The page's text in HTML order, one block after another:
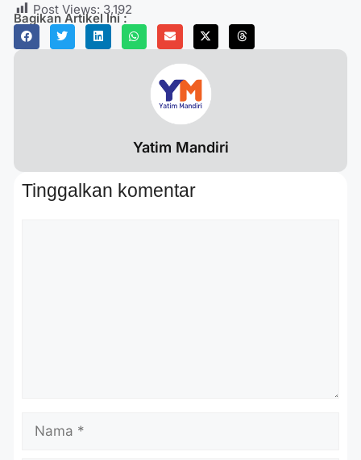
Post Views: 3,192
Bagikan Artikel Ini :
Yatim Mandiri
Tinggalkan komentar